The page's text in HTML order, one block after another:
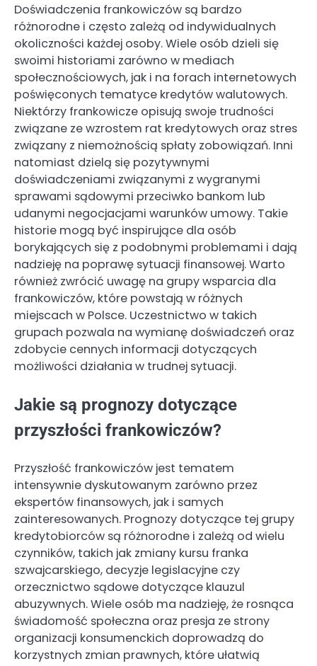
Doświadczenia frankowiczów są bardzo
różnorodne i często zależą od indywidualnych
okoliczności każdej osoby. Wiele osób dzieli się
swoimi historiami zarówno w mediach
społecznościowych, jak i na forach internetowych
poświęconych tematyce kredytów walutowych.
Niektórzy frankowicze opisują swoje trudności
związane ze wzrostem rat kredytowych oraz stres
związany z niemożnością spłaty zobowiązań. Inni
natomiast dzielą się pozytywnymi
doświadczeniami związanymi z wygranymi
sprawami sądowymi przeciwko bankom lub
udanymi negocjacjami warunków umowy. Takie
historie mogą być inspirujące dla osób
borykających się z podobnymi problemami i dają
nadzieję na poprawę sytuacji finansowej. Warto
również zwrócić uwagę na grupy wsparcia dla
frankowiczów, które powstają w różnych
miejscach w Polsce. Uczestnictwo w takich
grupach pozwala na wymianę doświadczeń oraz
zdobycie cennych informacji dotyczących
możliwości działania w trudnej sytuacji.
Jakie są prognozy dotyczące
przyszłości frankowiczów?
Przyszłość frankowiczów jest tematem
intensywnie dyskutowanym zarówno przez
ekspertów finansowych, jak i samych
zainteresowanych. Prognozy dotyczące tej grupy
kredytobiorców są różnorodne i zależą od wielu
czynników, takich jak zmiany kursu franka
szwajcarskiego, decyzje legislacyjne czy
orzecznictwo sądowe dotyczące klauzul
abuzywnych. Wiele osób ma nadzieję, że rosnąca
świadomość społeczna oraz presja ze strony
organizacji konsumenckich doprowadzą do
korzystnych zmian prawnych, które ułatwią